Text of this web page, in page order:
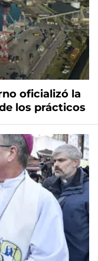
oficializó la
los prácticos